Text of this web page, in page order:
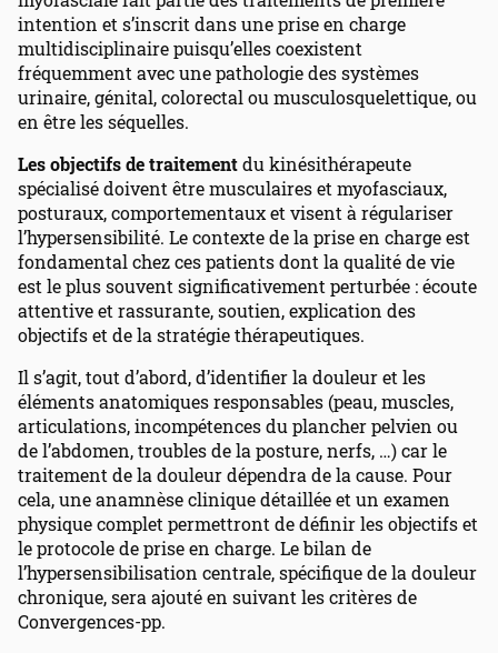
intention et s’inscrit dans une prise en charge
multidisciplinaire puisqu’elles coexistent
fréquemment avec une pathologie des systèmes
urinaire, génital, colorectal ou musculosquelettique, ou
en être les séquelles.
Les objectifs de traitementdu kinésithérapeute
spécialisé doivent être musculaires et myofasciaux,
posturaux, comportementaux et visent à régulariser
l’hypersensibilité. Le contexte de la prise en charge est
fondamental chez ces patients dont la qualité de vie
est le plus souvent significativement perturbée : écoute
attentive et rassurante, soutien, explication des
objectifs et de la stratégie thérapeutiques.
Il s’agit, tout d’abord, d’identifier la douleur et les
éléments anatomiques responsables (peau, muscles,
articulations, incompétences du plancher pelvien ou
de l’abdomen, troubles de la posture, nerfs, …) car le
traitement de la douleur dépendra de la cause. Pour
cela, une anamnèse clinique détaillée et un examen
physique complet permettront de définir les objectifs et
le protocole de prise en charge. Le bilan de
l’hypersensibilisation centrale, spécifique de la douleur
chronique, sera ajouté en suivant les critères de
Convergences-pp.